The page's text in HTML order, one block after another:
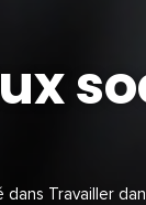
dans Travailler